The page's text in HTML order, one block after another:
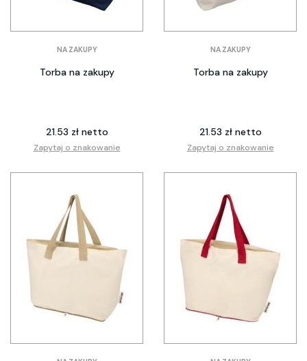
NA ZAKUPY
Torba na zakupy
21.53 zł netto
Zapytaj o znakowanie
NA ZAKUPY
Torba na zakupy
21.53 zł netto
Zapytaj o znakowanie